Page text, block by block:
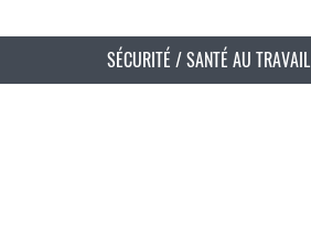
SÉCURITÉ / SANTÉ AU TRAVAIL